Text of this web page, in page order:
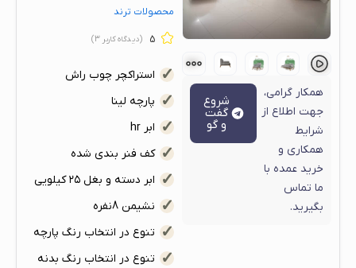
همکار گرامی،
جهت اطلاع از
شرایط
همکاری و
خرید عمده با
ما تماس
بگیرید.
شروع
گفت
و گو
محصولات ترند
5 (دیدگاه کاربر 3
)
استراکچر چوب راش
پارچه لینا
ابر hr
کف فنر بندی شده
ابر دسته و بغل ۲۵ کیلویی
نشیمن 8نفره
تنوع در انتخاب رنگ پارچه
تنوع در انتخاب رنگ بدنه